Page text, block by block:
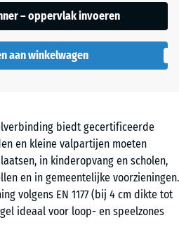
biedt gecertificeerde
en kleine valpartijen moeten
in kinderopvang en scholen,
en in gemeentelijke voorzieningen.
volgens EN 1177 (bij 4 cm dikte tot
ideaal voor loop- en speelzones
– oppervlak invoeren
aan winkelwagen